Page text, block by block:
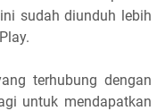
sudah diunduh lebih
terhubung dengan
untuk mendapatkan